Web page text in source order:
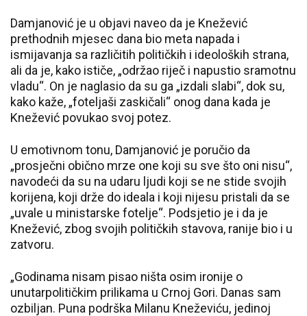
Damjanović je u objavi naveo da je Knežević
prethodnih mjesec dana bio meta napada i
ismijavanja sa različitih političkih i ideoloških strana,
ali da je, kako ističe, „održao riječ i napustio sramotnu
vladu“. On je naglasio da su ga „izdali slabi“, dok su,
kako kaže, „foteljaši zaskičali“ onog dana kada je
Knežević povukao svoj potez.
U emotivnom tonu, Damjanović je poručio da
„prosječni obično mrze one koji su sve što oni nisu“,
navodeći da su na udaru ljudi koji se ne stide svojih
korijena, koji drže do ideala i koji nijesu pristali da se
„uvale u ministarske fotelje“. Podsjetio je i da je
Knežević, zbog svojih političkih stavova, ranije bio i u
zatvoru.
„Godinama nisam pisao ništa osim ironije o
unutarpolitičkim prilikama u Crnoj Gori. Danas sam
ozbiljan. Puna podrška Milanu Kneževiću, jedinoj